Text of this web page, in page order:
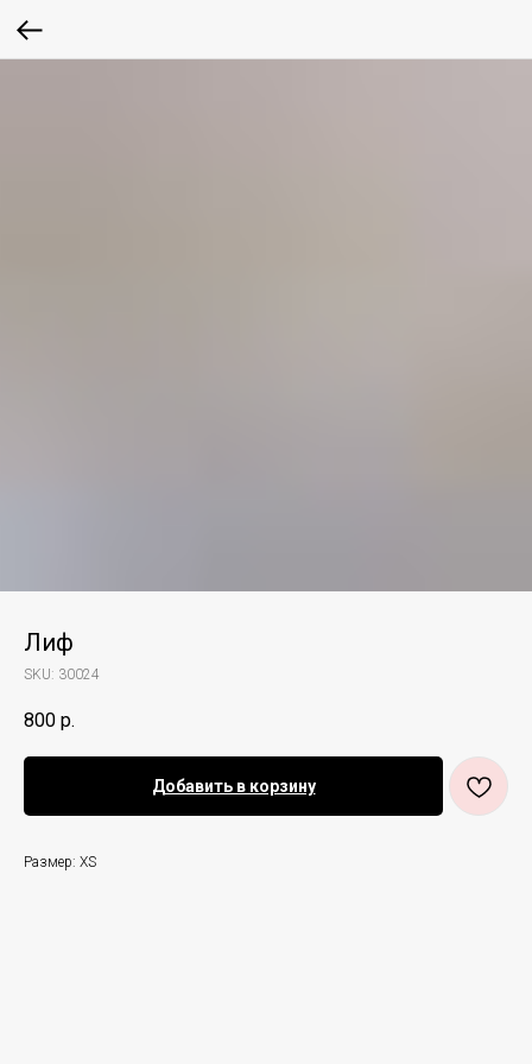
Лиф
SKU: 30024
800 р.
Добавить в корзину
Размер: ХS